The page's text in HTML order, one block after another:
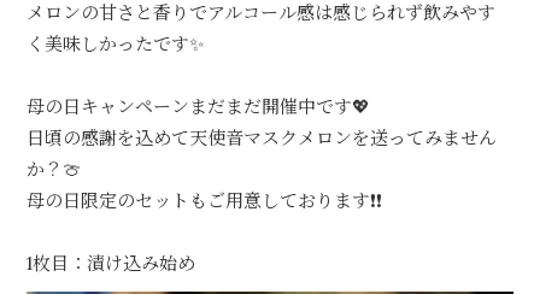
メロンの甘さと香りでアルコール感は感じられず飲みやす
く美味しかったです✨
母の日キャンペーンまだまだ開催中です💖
日頃の感謝を込めて天使音マスクメロンを送ってみません
か？🍈
母の日限定のセットもご用意しております❗❗
1枚目：漬け込み始め